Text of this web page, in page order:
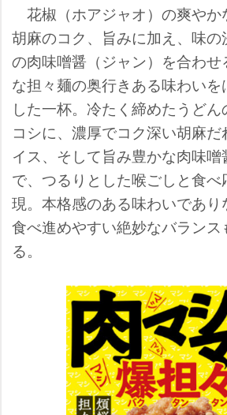
花椒（ホアジャオ）の爽やか
胡麻のコク、旨みに加え、味
の肉味噌醤（ジャン）を合わ
な担々麺の奥行きある味わい
した一杯。冷たく締めたうど
コシに、濃厚でコク深い胡麻
イス、そして旨み豊かな肉味噌
で、つるりとした喉ごしと食
現。本格感のある味わいであ
食べ進めやすい絶妙なバラン
る。